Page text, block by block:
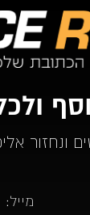
ונחזור